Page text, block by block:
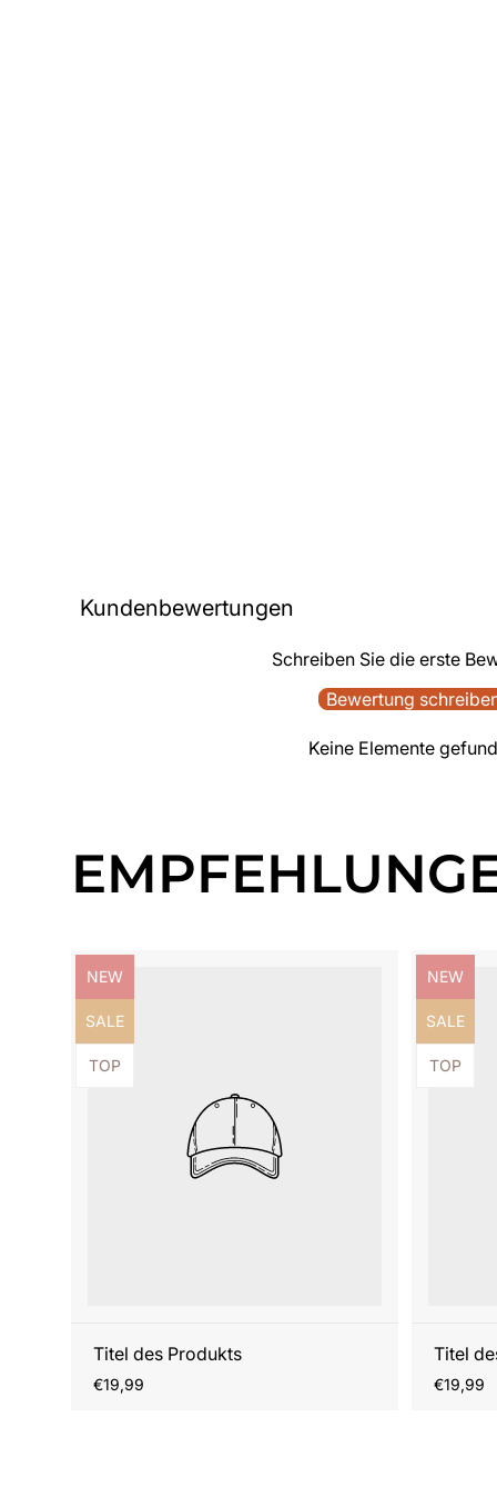
Kundenbewertungen
Schreiben Sie die erste
Bewertung
Keine Elemente
Produktbezeichnung:
NEW
Produktbezeichnung:
SALE
Produktbezeichnung:
TOP
Titel des Produkts
Regulärer
€19,99
NEW
SALE
TOP
Titel
€19,99